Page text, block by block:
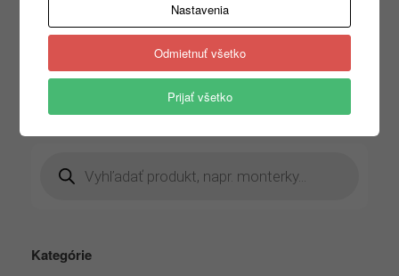
search
Kategórie
Nastavenia
Odmietnuť všetko
Prijať všetko